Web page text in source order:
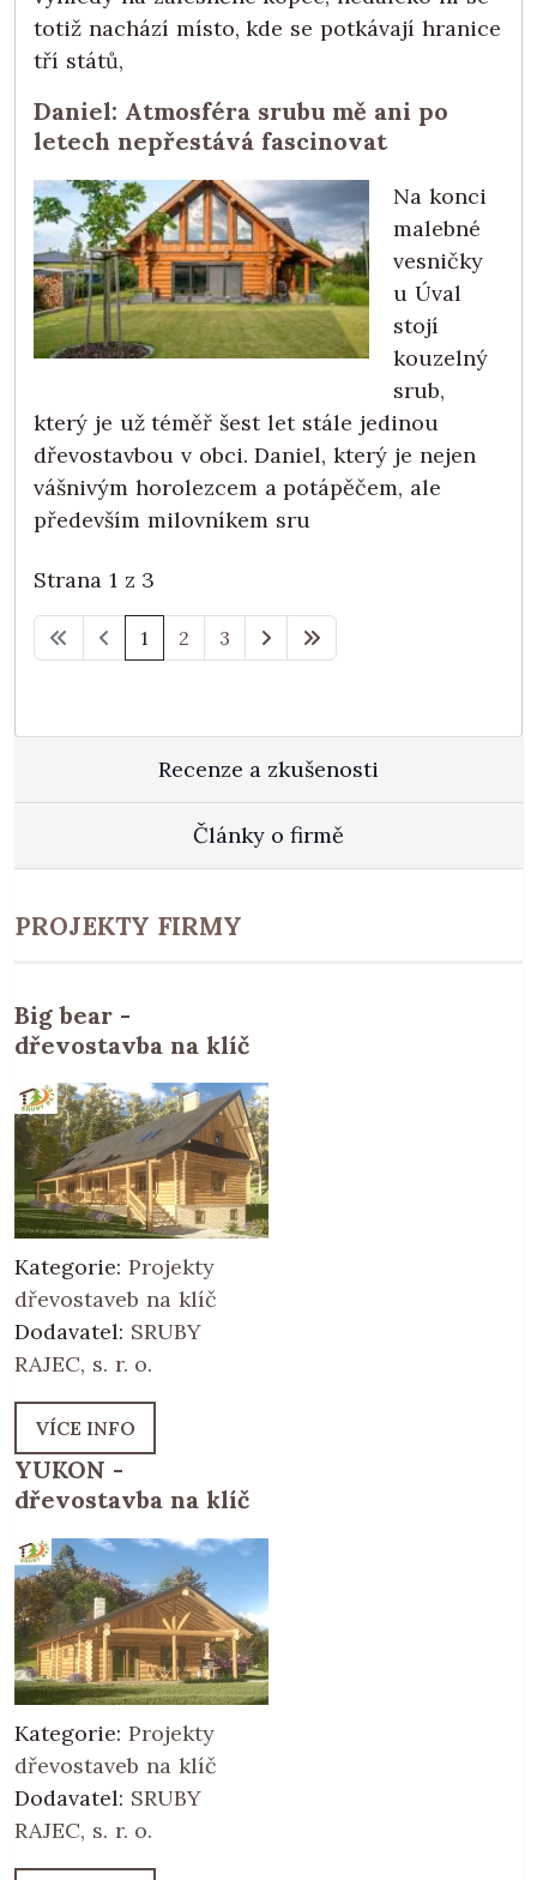
totiž nachází místo, kde se potkávají hranice
tří států,
Daniel: Atmosféra srubu mě ani po
letech nepřestává fascinovat
Na konci
malebné
vesničky
u Úval
stojí
kouzelný
srub,
který je už téměř šest let stále jedinou
dřevostavbou v obci. Daniel, který je nejen
vášnivým horolezcem a potápěčem, ale
především milovníkem sru
Strana 1 z 3
1 2 3
Recenze a zkušenosti
Články o firmě
PROJEKTY FIRMY
Big bear -
dřevostavba na klíč
Kategorie: Projekty
dřevostaveb na klíč
Dodavatel: SRUBY
RAJEC, s. r. o.
VÍCE INFO
YUKON -
dřevostavba na klíč
Kategorie: Projekty
dřevostaveb na klíč
Dodavatel: SRUBY
RAJEC, s. r. o.